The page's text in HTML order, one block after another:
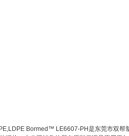
Bormed™ LE6607-PH是东莞市双帮